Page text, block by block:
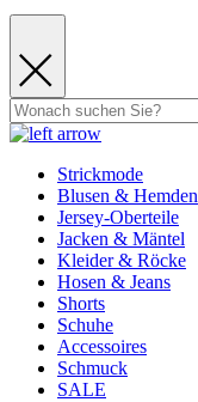
Strickmode
Blusen & Hemden
Jersey-Oberteile
Jacken & Mäntel
Kleider & Röcke
Hosen & Jeans
Shorts
Schuhe
Accessoires
Schmuck
SALE